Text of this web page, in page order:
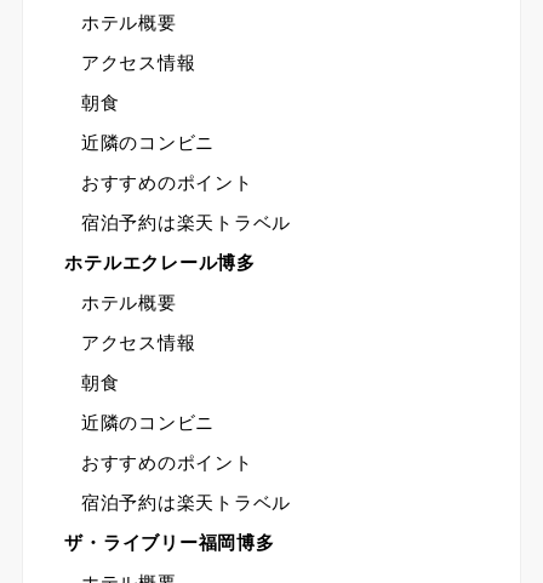
ホテル概要
アクセス情報
朝食
近隣のコンビニ
おすすめのポイント
宿泊予約は楽天トラベル
ホテルエクレール博多
ホテル概要
アクセス情報
朝食
近隣のコンビニ
おすすめのポイント
宿泊予約は楽天トラベル
ザ・ライブリー福岡博多